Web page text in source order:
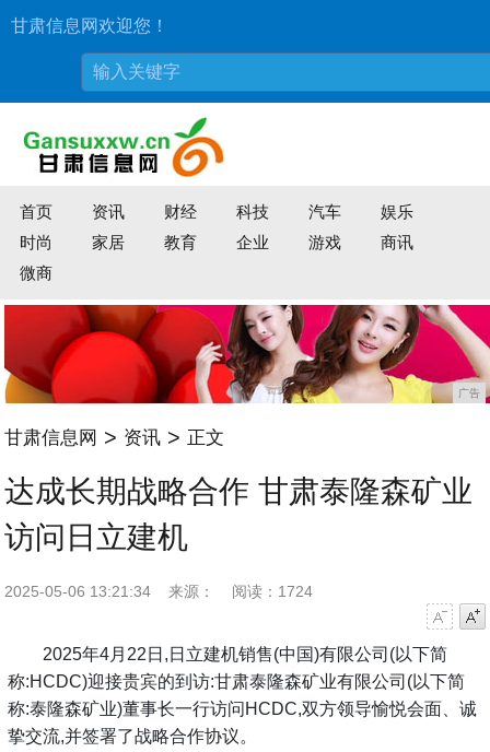
甘肃信息网欢迎您！
首页 资讯 财经 科技 汽车
娱乐
时尚
家居 教育 企业 游戏
商讯
微商
广告
甘肃信息网 > 资讯 > 正文
达成长期战略合作 甘肃泰隆森矿业
访问日立建机
2025-05-06 13:21:34 来源：
阅读：1724
2025年4月22日,日立建机销售(中国)有限公司(以下简
称:HCDC)迎接贵宾的到访:甘肃泰隆森矿业有限公司(以下简
称:泰隆森矿业)董事长一行访问HCDC,双方领导愉悦会面、诚
挚交流,并签署了战略合作协议。